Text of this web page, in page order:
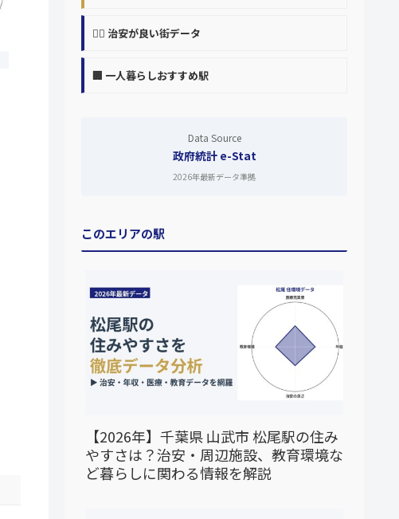
👮‍♀️ 治安が良い街データ
🏢 一人暮らしおすすめ駅
Data Source
政府統計 e-Stat
2026年最新データ準拠
このエリアの駅
【2026年】千葉県 山武市 松尾駅の住み
やすさは？治安・周辺施設、教育環境な
ど暮らしに関わる情報を解説